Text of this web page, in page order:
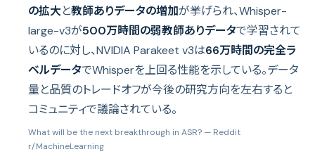
の拡大と教師ありデータの増加が挙げられ、Whisper-
large-v3が500万時間の弱教師ありデータで学習されて
いるのに対し、NVIDIA Parakeet v3は66万時間の完全ラ
ベルデータでWhisperを上回る性能を示している。データ
量と品質のトレードオフが今後の研究方向を左右すると
コミュニティで議論されている。
What will be the next breakthrough in ASR? — Reddit
r/MachineLearning